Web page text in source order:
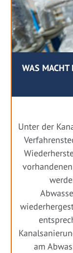
WAS MACHT
Unter der
am